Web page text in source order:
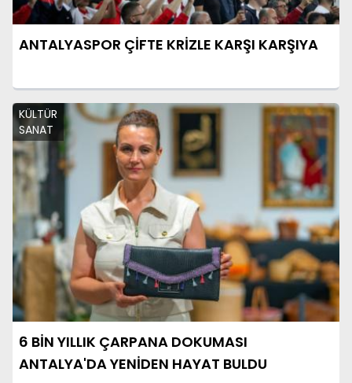
ANTALYASPOR ÇİFTE KRİZLE KARŞI KARŞIYA
KÜLTÜR
SANAT
6 BİN YILLIK ÇARPANA DOKUMASI
ANTALYA'DA YENİDEN HAYAT BULDU